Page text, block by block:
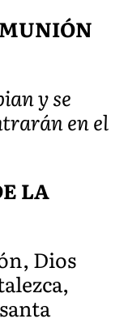
y se
en el
LA
Dios